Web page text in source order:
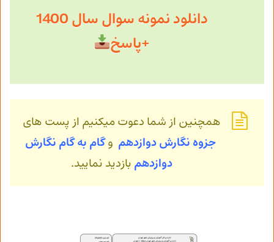
دانلود نمونه سوال سال 1400
+پاسخ
همچنین از شما دعوت میکنیم از پست های
جزوه نگارش دوازدهم وگام به گام نگارش
دوازدهم بازدید نمایید.